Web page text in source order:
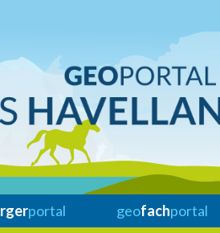
portal geofachportal